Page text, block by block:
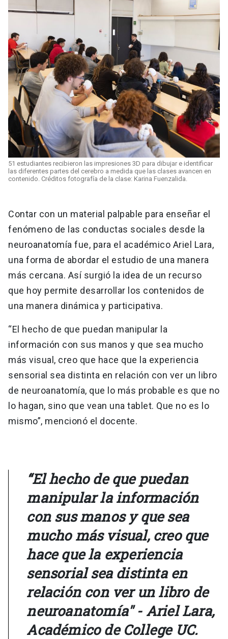
51 estudiantes recibieron las impresiones 3D para dibujar e identificar
las diferentes partes del cerebro a medida que las clases avancen en
contenido. Créditos fotografía de la clase: Karina Fuenzalida.
Contar con un material palpable para enseñar el
fenómeno de las conductas sociales desde la
neuroanatomía fue, para el académico Ariel Lara,
una forma de abordar el estudio de una manera
más cercana. Así surgió la idea de un recurso
que hoy permite desarrollar los contenidos de
una manera dinámica y participativa.
“El hecho de que puedan manipular la
información con sus manos y que sea mucho
más visual, creo que hace que la experiencia
sensorial sea distinta en relación con ver un libro
de neuroanatomía, que lo más probable es que no
lo hagan, sino que vean una tablet. Que no es lo
mismo”, mencionó el docente.
“El hecho de que puedan
manipular la información
con sus manos y que sea
mucho más visual, creo que
hace que la experiencia
sensorial sea distinta en
relación con ver un libro de
neuroanatomía" - Ariel Lara,
Académico de College UC.